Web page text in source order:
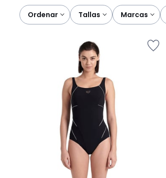
Ordenar
tallas marcas